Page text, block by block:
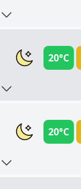
20°C
20°C